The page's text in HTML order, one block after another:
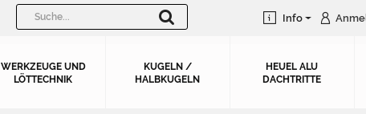
Info
WERKZEUGE UND
LÖTTECHNIK
KUGELN /
HALBKUGELN
HEUEL ALU
DACHTRITTE